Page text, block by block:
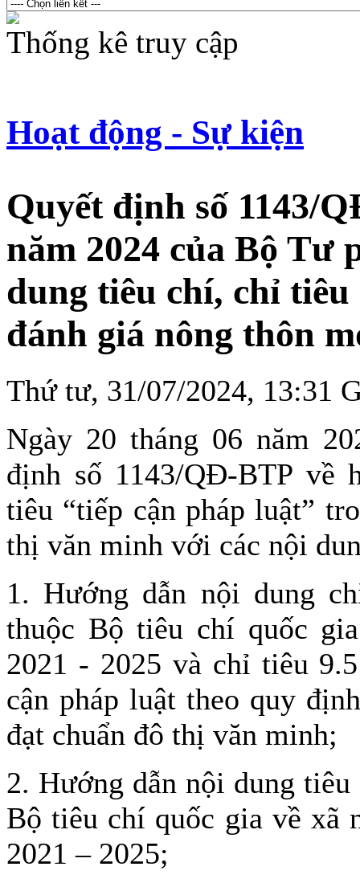
Thống kê truy cập
Hoạt động - Sự kiện
Quyết định số 1143/
năm 2024 của Bộ Tư
dung tiêu chí, chỉ
đánh giá nông thôn
Thứ tư, 31/07/2024, 13:31
Ngày 20 tháng 06 năm
định số 1143/QĐ-BTP về
tiêu “tiếp cận pháp luật”
thị văn minh với các nội
1. Hướng dẫn nội dung
thuộc Bộ tiêu chí quốc
2021 - 2025 và chỉ tiêu
cận pháp luật theo quy
đạt chuẩn đô thị văn minh;
2. Hướng dẫn nội dung
Bộ tiêu chí quốc gia về xã
2021 – 2025;